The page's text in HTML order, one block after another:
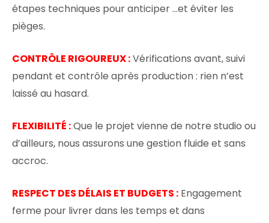
étapes techniques pour anticiper …et éviter les
pièges.
CONTRÔLE RIGOUREUX :Vérifications avant, suivi
pendant et contrôle après production : rien n’est
laissé au hasard.
FLEXIBILITÉ :Que le projet vienne de notre studio ou
d’ailleurs, nous assurons une gestion fluide et sans
accroc.
RESPECT DES DÉLAIS ET BUDGETS : Engagement
ferme pour livrer dans les temps et dans